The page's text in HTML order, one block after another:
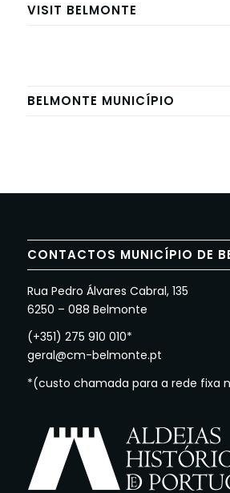
VISIT BELMONTE
BELMONTE MUNICÍPIO
CONTACTOS MUNICÍPIO DE
Rua Pedro Álvares Cabral, 135
6250 – 088 Belmonte
(+351) 275 910 010*
geral@cm-belmonte.pt
*(custo chamada para a rede fixa